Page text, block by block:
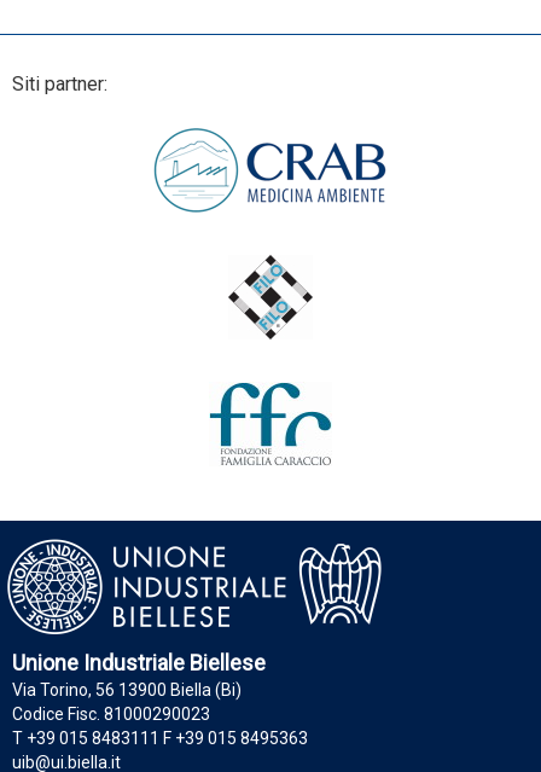
Siti partner:
Unione Industriale Biellese
Via Torino, 56 13900 Biella (Bi)
Codice Fisc. 81000290023
T +39 015 8483111 F +39 015 8495363
uib@ui.biella.it